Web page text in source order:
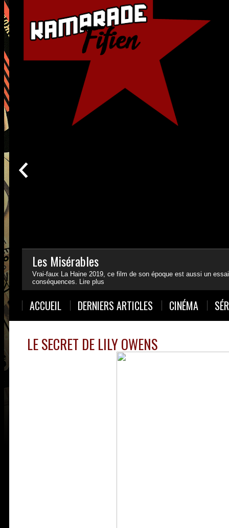
Les Misérables
Vrai-faux La Haine 2019, ce film de son époque est aussi un
conséquences. Lire plus
2
ACCUEIL DERNIERS ARTICLES CINÉMA
LE SECRET DE LILY OWENS